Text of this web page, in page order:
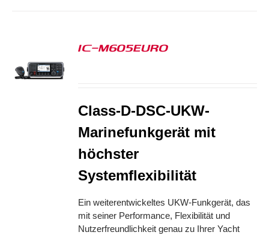
IC-M605EURO
Class-D-DSC-UKW-
Marinefunkgerät mit
höchster
Systemflexibilität
Ein weiterentwickeltes UKW-Funkgerät, das
mit seiner Performance, Flexibilität und
Nutzerfreundlichkeit genau zu Ihrer Yacht